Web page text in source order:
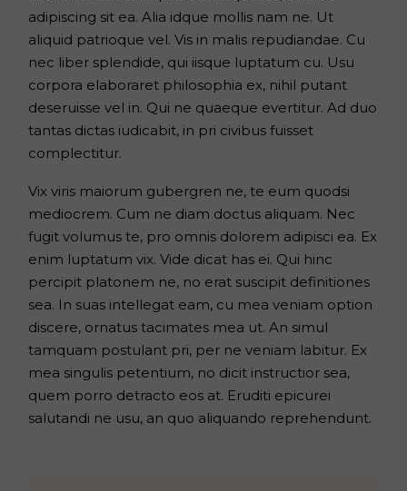
adipiscing sit ea. Alia idque mollis nam ne. Ut
aliquid patrioque vel. Vis in malis repudiandae. Cu
nec liber splendide, qui iisque luptatum cu. Usu
corpora elaboraret philosophia ex, nihil putant
deseruisse vel in. Qui ne quaeque evertitur. Ad duo
tantas dictas iudicabit, in pri civibus fuisset
complectitur.
Vix viris maiorum gubergren ne, te eum quodsi
mediocrem. Cum ne diam doctus aliquam. Nec
fugit volumus te, pro omnis dolorem adipisci ea. Ex
enim luptatum vix. Vide dicat has ei. Qui hinc
percipit platonem ne, no erat suscipit definitiones
sea. In suas intellegat eam, cu mea veniam option
discere, ornatus tacimates mea ut. An simul
tamquam postulant pri, per ne veniam labitur. Ex
mea singulis petentium, no dicit instructior sea,
quem porro detracto eos at. Eruditi epicurei
salutandi ne usu, an quo aliquando reprehendunt.